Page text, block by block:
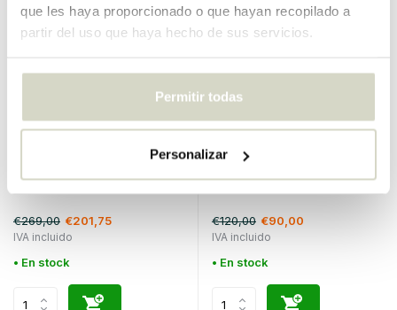
que les haya proporcionado o que hayan recopilado a
partir del uso que haya hecho de sus servicios.
Permitir todas
Personalizar
€269,00 €201,75
IVA incluido
• En stock
Bloomingville
€120,00 €90,00
IVA incluido
• En stock